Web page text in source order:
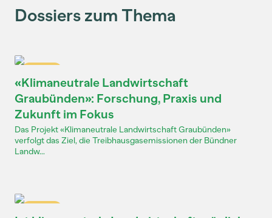
Dossiers zum Thema
«Klimaneutrale Landwirtschaft
Graubünden»: Forschung, Praxis und
Zukunft im Fokus
Das Projekt «Klimaneutrale Landwirtschaft Graubünden»
verfolgt das Ziel, die Treibhausgasemissionen der Bündner
Landw...